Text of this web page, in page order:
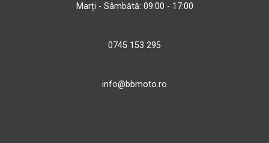
Marți - Sâmbătă: 09:00 - 17:00
0745 153 295
info@bbmoto.ro